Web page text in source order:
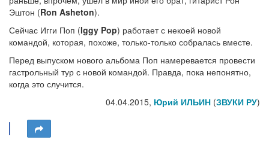
Эштон (Ron Asheton).
Сейчас Игги Поп (Iggy Pop) работает с некоей новой
командой, которая, похоже, только-только собралась вместе.
Перед выпуском нового альбома Поп намеревается провести
гастрольный тур с новой командой. Правда, пока непонятно,
когда это случится.
04.04.2015, Юрий ИЛЬИН (ЗВУКИ РУ)